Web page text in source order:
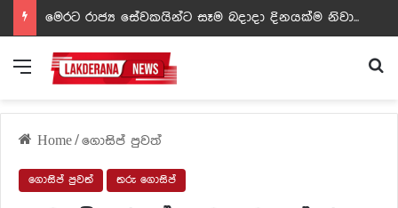
ඩඩ්ලිට දෙවෙනි නොවූ රත්න සහල් අධිපති..- PHOTOS
Menu
Home/ගොසිප් පුවත්
ගොසිප් පුවත් තරු ගොසිප්